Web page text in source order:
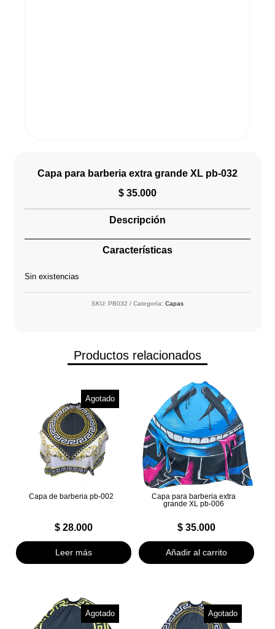
Capa para barberia extra grande XL pb-032
$ 35.000
Descripción
Características
Sin existencias
SKU: PB032 Categoría: Capas
Productos relacionados
Agotado
Capa de barberia pb-002
$28.000
Leer más
Capa para barberia extra
grande XL pb-006
$35.000
Añadir al carrito
Agotado Agotado